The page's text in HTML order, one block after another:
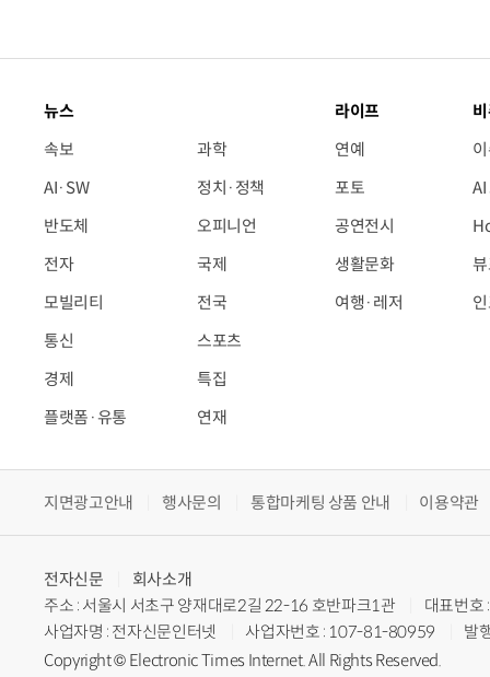
뉴스
속보
AI·SW
반도체
전자
모빌리티
통신
경제
플랫폼·유통
과학
정치·정책
오피니언
국제
전국
스포츠
특집
연재
라이프
연예
포토
공연전시
생활문화
여행·레저
지면광고안내 행사문의 통합마케팅 상품 안내 이용약관
전자신문
회사소개
주소 : 서울시 서초구 양재대로2길 22-16 호반파크1관
대표번
사업자명 : 전자신문인터넷
사업자번호 : 107-81-80959
발
Copyright © Electronic Times Internet. All Rights Reserved.